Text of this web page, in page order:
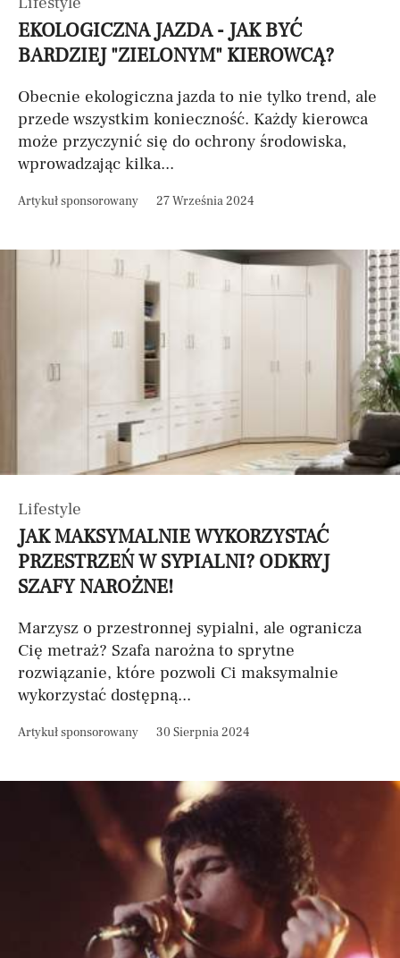
EKOLOGICZNA JAZDA - JAK BYĆ
BARDZIEJ "ZIELONYM" KIEROWCĄ?
Obecnie ekologiczna jazda to nie tylko trend, ale
przede wszystkim konieczność. Każdy kierowca
może przyczynić się do ochrony środowiska,
wprowadzając kilka...
Artykuł sponsorowany 27 Września 2024
Lifestyle
JAK MAKSYMALNIE WYKORZYSTAĆ
PRZESTRZEŃ W SYPIALNI? ODKRYJ
SZAFY NAROŻNE!
Marzysz o przestronnej sypialni, ale ogranicza
Cię metraż? Szafa narożna to sprytne
rozwiązanie, które pozwoli Ci maksymalnie
wykorzystać dostępną...
Artykuł sponsorowany 30 Sierpnia 2024